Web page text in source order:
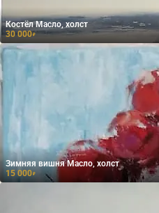
Костёл Масло, холст
30 000₽
Зимняя вишня Масло, холст
15 000₽